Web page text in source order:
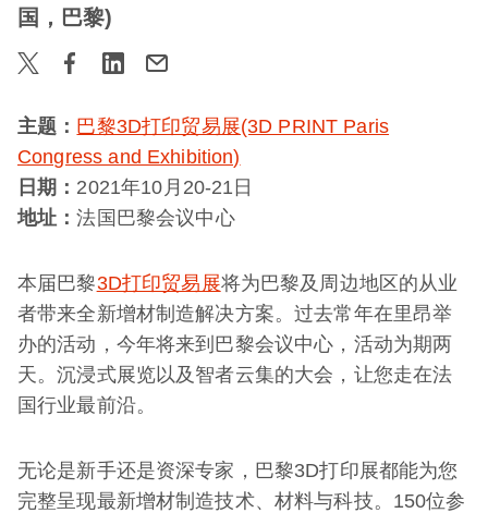
国，巴黎)
主题： 巴黎3D打印贸易展(3D PRINT Paris
Congress and Exhibition)
日期： 2021年10月20-21日
地址：法国巴黎会议中心
本届巴黎3D打印贸易展将为巴黎及周边地区的从业
者带来全新增材制造解决方案。过去常年在里昂举
办的活动，今年将来到巴黎会议中心，活动为期两
天。沉浸式展览以及智者云集的大会，让您走在法
国行业最前沿。
无论是新手还是资深专家，巴黎3D打印展都能为您
完整呈现最新增材制造技术、材料与科技。150位参